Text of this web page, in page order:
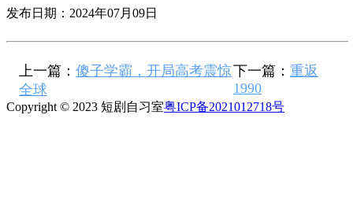
发布日期：2024年07月09日
上一篇： 傻子学霸，开局高考震惊
全球
下一篇： 重返
1990
Copyright © 2023 短剧自习室粤ICP备2021012718号